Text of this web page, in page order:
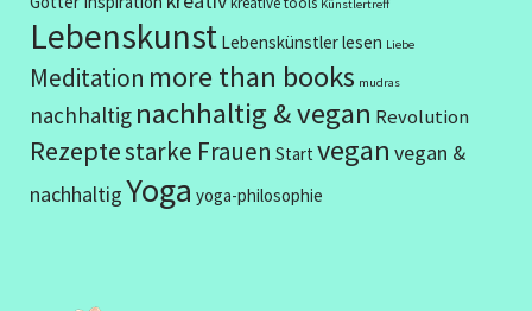
Künstlertreff
Lebenskunst Lebenskünstlerlesen Liebe
Meditation more than books mudras
nachhaltig nachhaltig & vegan Revolution
Rezeptestarke Frauen Start vegan vegan &
nachhaltigYoga yoga-philosophie